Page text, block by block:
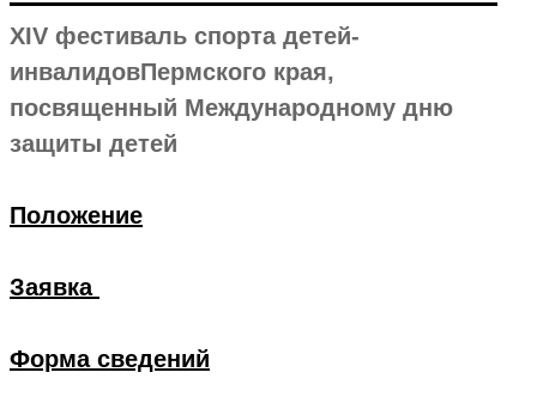
XIV фестиваль спорта детей-
инвалидовПермского края,
посвященный Международному дню
защиты детей
Положение
Заявка
Форма сведений